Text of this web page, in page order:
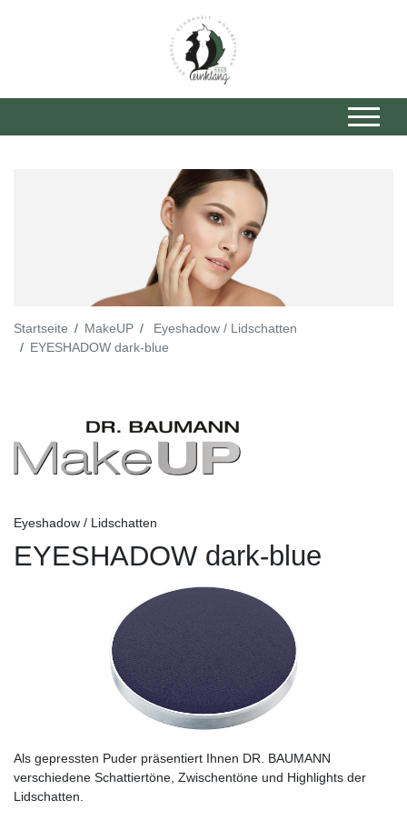
Startseite MakeUP
Eyeshadow / Lidschatten
EYESHADOW dark-blue
Eyeshadow / Lidschatten
EYESHADOW dark-blue
Als gepressten Puder präsentiert Ihnen DR. BAUMANN
verschiedene Schattiertöne, Zwischentöne und Highlights der
Lidschatten.